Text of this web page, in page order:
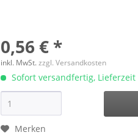
0,56 € *
inkl. MwSt.zzgl. Versandkosten
Sofort versandfertig, Lieferzeit
Merken